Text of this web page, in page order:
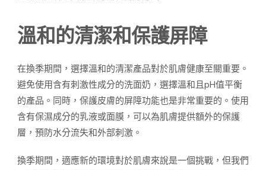
溫和的清潔和保護屏障
在換季期間，選擇溫和的清潔產品對於肌膚健康至關重要。
避免使用含有刺激性成分的洗面奶，選擇溫和且pH值平衡
的產品。同時，保護皮膚的屏障功能也是非常重要的。使用
含有保濕成分的乳液或面膜，可以為肌膚提供額外的保護
層，預防水分流失和外部刺激。
換季期間，適應新的環境對於肌膚來說是一個挑戰，但我們